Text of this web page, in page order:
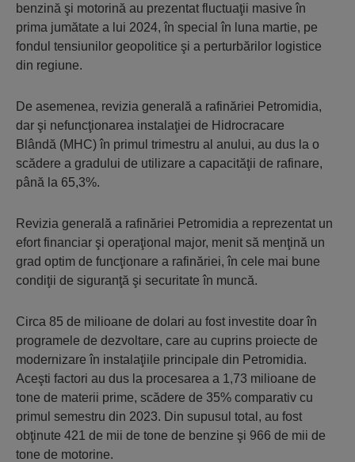
benzină şi motorină au prezentat fluctuaţii masive în
prima jumătate a lui 2024, în special în luna martie, pe
fondul tensiunilor geopolitice şi a perturbărilor logistice
din regiune.
De asemenea, revizia generală a rafinăriei Petromidia,
dar şi nefuncţionarea instalaţiei de Hidrocracare
Blândă (MHC) în primul trimestru al anului, au dus la o
scădere a gradului de utilizare a capacităţii de rafinare,
până la 65,3%.
Revizia generală a rafinăriei Petromidia a reprezentat un
efort financiar şi operaţional major, menit să menţină un
grad optim de funcţionare a rafinăriei, în cele mai bune
condiţii de siguranţă şi securitate în muncă.
Circa 85 de milioane de dolari au fost investite doar în
programele de dezvoltare, care au cuprins proiecte de
modernizare în instalaţiile principale din Petromidia.
Aceşti factori au dus la procesarea a 1,73 milioane de
tone de materii prime, scădere de 35% comparativ cu
primul semestru din 2023. Din supusul total, au fost
obţinute 421 de mii de tone de benzine şi 966 de mii de
tone de motorine.